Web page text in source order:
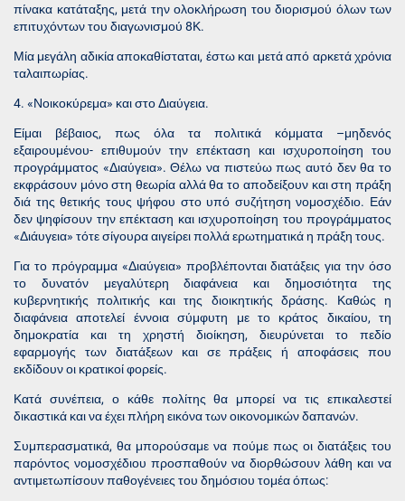
πίνακα κατάταξης, μετά την ολοκλήρωση του διορισμού όλων των
επιτυχόντων του διαγωνισμού 8Κ.
Μία μεγάλη αδικία αποκαθίσταται, έστω και μετά από αρκετά χρόνια
ταλαιπωρίας.
4. «Νοικοκύρεμα» και στο Διαύγεια.
Είμαι βέβαιος, πως όλα τα πολιτικά κόμματα –μηδενός
εξαιρουμένου- επιθυμούν την επέκταση και ισχυροποίηση του
προγράμματος «Διαύγεια». Θέλω να πιστεύω πως αυτό δεν θα το
εκφράσουν μόνο στη θεωρία αλλά θα το αποδείξουν και στη πράξη
διά της θετικής τους ψήφου στο υπό συζήτηση νομοσχέδιο. Εάν
δεν ψηφίσουν την επέκταση και ισχυροποίηση του προγράμματος
«Διάυγεια» τότε σίγουρα αιγείρει πολλά ερωτηματικά η πράξη τους.
Για το πρόγραμμα «Διαύγεια» προβλέπονται διατάξεις για την όσο
το δυνατόν μεγαλύτερη διαφάνεια και δημοσιότητα της
κυβερνητικής πολιτικής και της διοικητικής δράσης. Καθώς η
διαφάνεια αποτελεί έννοια σύμφυτη με το κράτος δικαίου, τη
δημοκρατία και τη χρηστή διοίκηση, διευρύνεται το πεδίο
εφαρμογής των διατάξεων και σε πράξεις ή αποφάσεις που
εκδίδουν οι κρατικοί φορείς.
Κατά συνέπεια, ο κάθε πολίτης θα μπορεί να τις επικαλεστεί
δικαστικά και να έχει πλήρη εικόνα των οικονομικών δαπανών.
Συμπερασματικά, θα μπορούσαμε να πούμε πως οι διατάξεις του
παρόντος νομοσχέδιου προσπαθούν να διορθώσουν λάθη και να
αντιμετωπίσουν παθογένειες του δημόσιου τομέα όπως: